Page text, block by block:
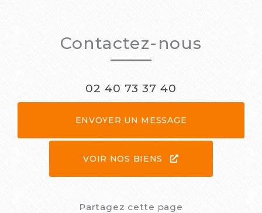
Contactez-nous
02 40 73 37 40
ENVOYER UN MESSAGE
VOIR NOS BIENS
Partagez cette page